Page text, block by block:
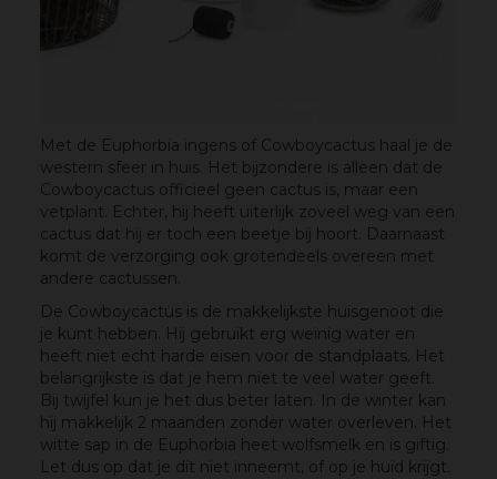
Met de Euphorbia ingens of Cowboycactus haal je de
western sfeer in huis. Het bijzondere is alleen dat de
Cowboycactus officieel geen cactus is, maar een
vetplant. Echter, hij heeft uiterlijk zoveel weg van een
cactus dat hij er toch een beetje bij hoort. Daarnaast
komt de verzorging ook grotendeels overeen met
andere cactussen.
De Cowboycactus is de makkelijkste huisgenoot die
je kunt hebben. Hij gebruikt erg weinig water en
heeft niet echt harde eisen voor de standplaats. Het
belangrijkste is dat je hem niet te veel water geeft.
Bij twijfel kun je het dus beter laten. In de winter kan
hij makkelijk 2 maanden zonder water overleven. Het
witte sap in de Euphorbia heet wolfsmelk en is giftig.
Let dus op dat je dit niet inneemt, of op je huid krijgt.